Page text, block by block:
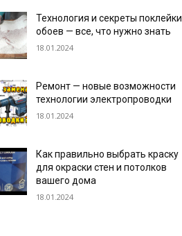
Технология и секреты поклейки
обоев — все, что нужно знать
18.01.2024
Ремонт — новые возможности
технологии электропроводки
18.01.2024
Как правильно выбрать краску
для окраски стен и потолков
вашего дома
18.01.2024